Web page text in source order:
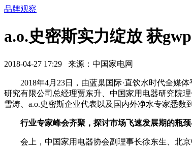
品牌观察
a.o.史密斯实力绽放 获
2018-04-27 17:29 来源：中国家电网
2018年4月23日，由蓝巢国际·直饮水时代全媒体
研究有限公司总经理贾东升、中国家用电器研究院
雪涛、a.o.史密斯企业代表以及国内外净水专家悉数
行业专家峰会齐聚，探讨市场飞速发展期的瓶颈
会上，中国家用电器协会副理事长徐东生、北京